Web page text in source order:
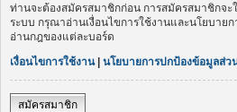
ท่านจะต้องสมัครสมาชิกก่อน การสมัครสมาชิกจะ
ระบบ กรุณาอ่านเงื่อนไขการใช้งานและนโยบาย
อ่านกฎของแต่ละบอร์ด
เงื่อนไขการใช้งาน| นโยบายการปกป้องข้อมูลส่ว
สมัครสมาชิก